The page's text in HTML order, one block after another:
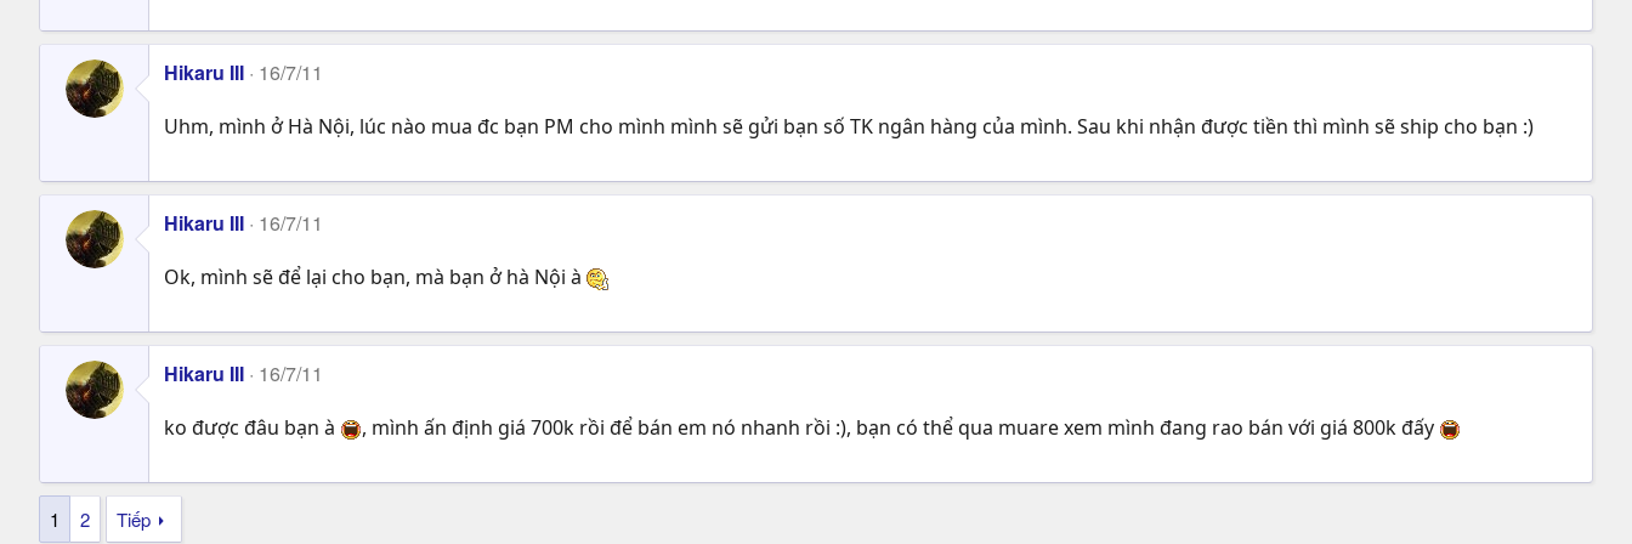
Hikaru III 16/7/11
Uhm, mình ở Hà Nội, lúc nào mua đc bạn PM cho mình mình sẽ gửi bạn số TK ngân hàng của mình. Sau khi nhận được tiền thì mình sẽ ship cho bạn :)
Hikaru III 16/7/11
Ok, mình sẽ để lại cho bạn, mà bạn ở hà Nội à
Hikaru III 16/7/11
ko được đâu bạn à , mình ấn định giá 700k rồi để bán em nó nhanh rồi :), bạn có thể qua muare xem mình đang rao bán với giá 800k đấy
1 2 Tiếp